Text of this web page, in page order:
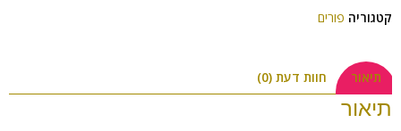
קטגוריה פורים
תיאור חוות דעת (0)
תיאור